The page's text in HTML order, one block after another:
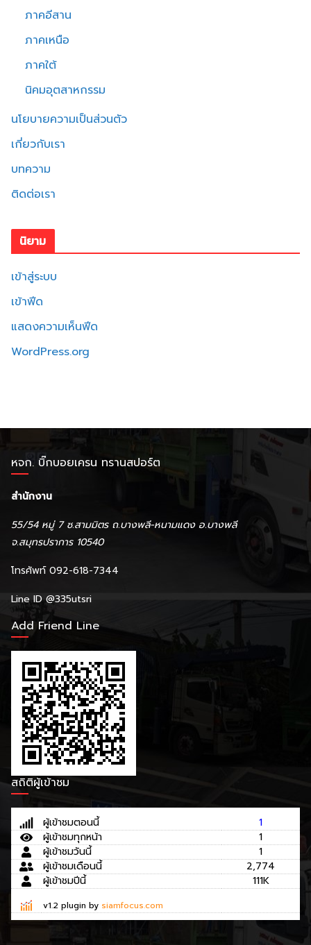
ภาคอีสาน
ภาคเหนือ
ภาคใต้
นิคมอุตสาหกรรม
นโยบายความเป็นส่วนตัว
เกี่ยวกับเรา
บทความ
ติดต่อเรา
นิยาม
เข้าสู่ระบบ
เข้าฟีด
แสดงความเห็นฟีด
WordPress.org
หจก. บิ๊กบอยเครน ทรานสปอร์ต
สำนักงาน
55/54 หมู่ 7 ซ.สามมิตร ถ.บางพลี-หนามแดง อ.บางพลี
จ.สมุทรปราการ 10540
โทรศัพท์ 092-618-7344
Line ID@335utsri
Add Friend Line
สถิติผู้เข้าชม
ผู้เข้าชมตอนนี้
1
ผู้เข้าชมทุกหน้า
1
ผู้เข้าชมวันนี้
1
ผู้เข้าชมเดือนนี้
2,774
ผู้เข้าชมปีนี้
111K
v1.2 plugin by siamfocus.com